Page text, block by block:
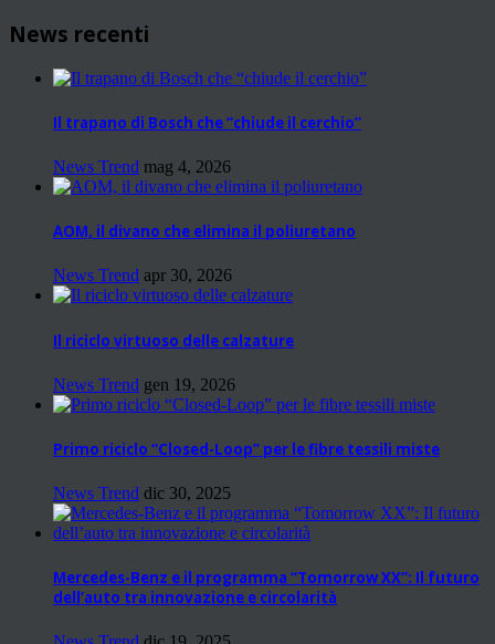
News recenti
Il trapano di Bosch che “chiude il cerchio”
News Trend mag 4, 2026
AOM, il divano che elimina il poliuretano
News Trend apr 30, 2026
Il riciclo virtuoso delle calzature
News Trend gen 19, 2026
Primo riciclo “Closed-Loop” per le fibre tessili miste
News Trend dic 30, 2025
Mercedes-Benz e il programma “Tomorrow XX”: Il futuro
dell’auto tra innovazione e circolarità